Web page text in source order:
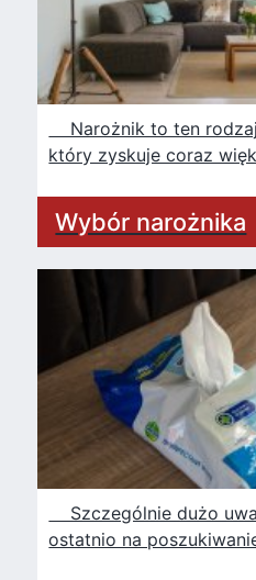
Narożnik to ten
który zyskuje coraz
Wybór narożnika
Szczególnie dużo
ostatnio na